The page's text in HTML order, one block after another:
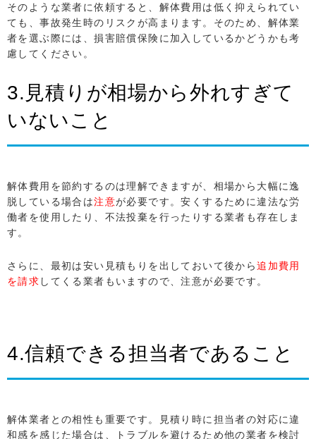
そのような業者に依頼すると、解体費用は低く抑えられてい
ても、事故発生時のリスクが高まります。そのため、解体業
者を選ぶ際には、損害賠償保険に加入しているかどうかも考
慮してください。
3.見積りが相場から外れすぎて
いないこと
解体費用を節約するのは理解できますが、相場から大幅に逸
脱している場合は注意が必要です。安くするために違法な労
働者を使用したり、不法投棄を行ったりする業者も存在しま
す。
さらに、最初は安い見積もりを出しておいて後から追加費用
を請求 してくる業者もいますので、注意が必要です。
4.信頼できる担当者であること
解体業者との相性も重要です。見積り時に担当者の対応に違
和感を感じた場合は、トラブルを避けるため他の業者を検討